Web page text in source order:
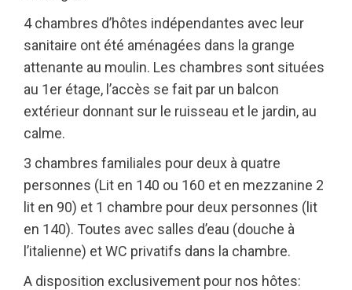
4 chambres d’hôtes indépendantes avec leur
sanitaire ont été aménagées dans la grange
attenante au moulin. Les chambres sont situées
au 1er étage, l’accès se fait par un balcon
extérieur donnant sur le ruisseau et le jardin, au
calme.
3 chambres familiales pour deux à quatre
personnes (Lit en 140 ou 160 et en mezzanine 2
lit en 90) et 1 chambre pour deux personnes (lit
en 140). Toutes avec salles d’eau (douche à
l’italienne) et WC privatifs dans la chambre.
A disposition exclusivement pour nos hôtes: